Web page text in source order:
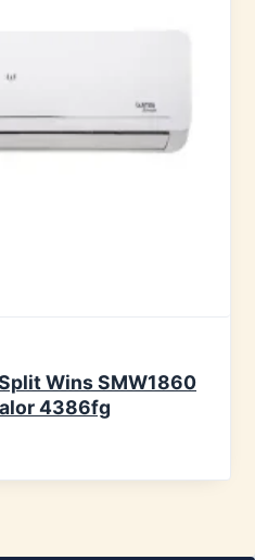
Wins SMW1860
4386fg